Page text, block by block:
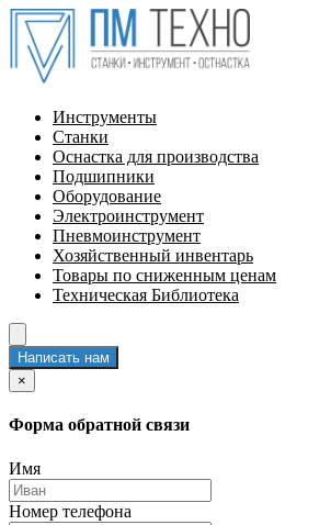
Инструменты
Станки
Оснастка для производства
Подшипники
Оборудование
Электроинструмент
Пневмоинструмент
Хозяйственный инвентарь
Товары по сниженным ценам
Техническая Библиотека
Написать нам
×
Форма обратной связи
Имя
Номер телефона